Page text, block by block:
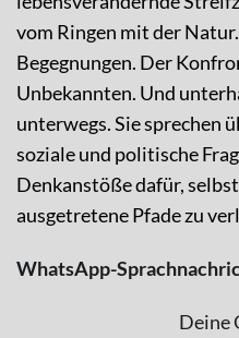
vom Ringen mit der
Begegnungen. Der
Unbekannten. Und
unterwegs. Sie sprechen
soziale und politische
Denkanstöße dafür,
ausgetretene Pfade zu
WhatsApp-
Deine